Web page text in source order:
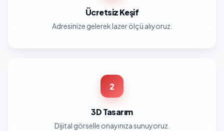
Ücretsiz Keşif
Adresinize gelerek lazer ölçü alıyoruz.
2
3D Tasarım
Dijital görselle onayınıza sunuyoruz.